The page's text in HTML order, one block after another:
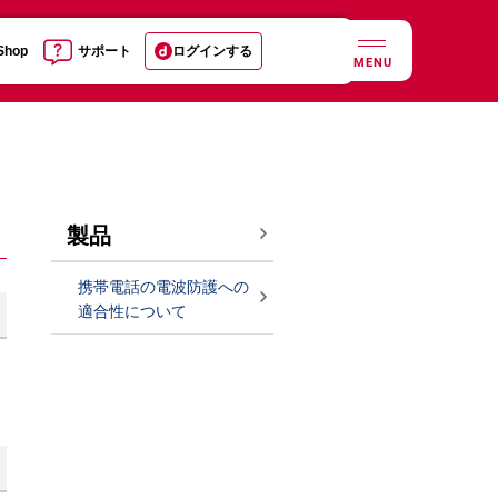
サポート ログインする
MENU
製品
携帯電話の電波防護への
適合性について